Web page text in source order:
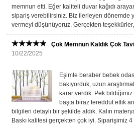
memnun etti. Eğer kaliteli duvar kağıdı
sipariş verebilirsiniz. Biz ilerleyen dönemde
vermeyi düşünüyoruz. Gerçekten
Çok Memnun Kaldık Çok
10/22/2025
Eşimle beraber bebek
bakıyorduk, uzun
karar verdik. Pek
başta biraz tereddüt ettik
bilgileri detaylı bir şekilde aldık. Kalın
Baskı kalitesi gerçekten çok iyi. Siparişimiz